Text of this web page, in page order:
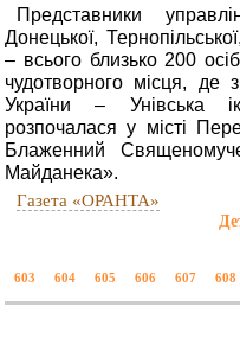
Представники
Донецької,
– всього близько 200
чудотворного місця, де
України – Унівська
розпочалася у місті
Блаженний
Майданека».
Газета «ОРАНТА»
603 604 605 606 607 608